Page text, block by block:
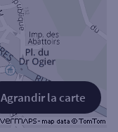
Agrandir la carte